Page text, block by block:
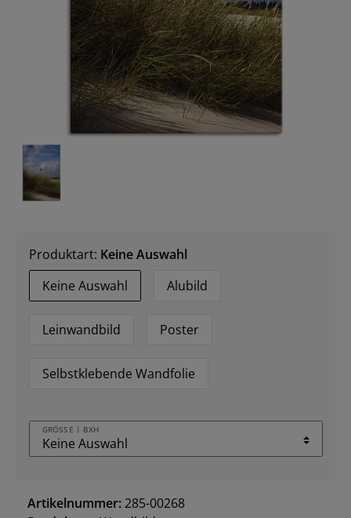
Produktart: Keine Auswahl
Keine Auswahl
Alubild
Leinwandbild Poster
Selbstklebende Wandfolie
GRÖSSE | BXH
Artikelnummer:285-00268